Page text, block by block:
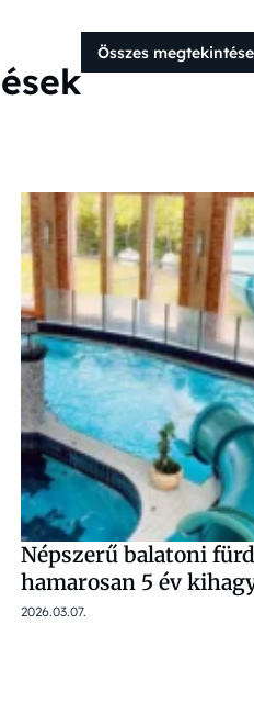
Összes megtekintése
Népszerű balatoni
hamarosan 5 év
2026.03.07.